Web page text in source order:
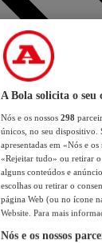
A Bola solicita o seu
Nós e os nossos 298
únicos, no seu dispositivo.
apresentadas em «Nós e
«Rejeitar tudo» ou retirar o
alguns conteúdos e
escolhas ou retirar o
página Web (ou no ícone
Website. Para mais
Nós e os nossos